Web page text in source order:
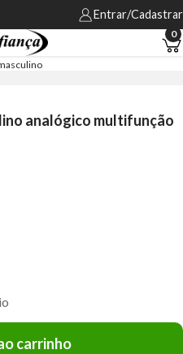
Entrar/Cadastrar
0
analógico multifunção
carrinho